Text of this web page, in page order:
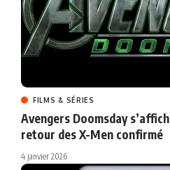
FILMS & SÉRIES
Avengers Doomsday
retour des X-Men confirmé
4 janvier 2026